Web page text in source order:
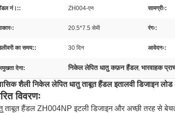
नं।:: ZH004-एन सामग्रीः:
20.5*7.5 सेमी रंगः:
का समय:: 30 दिन आवेदनः:
देना: निकेल लेपित धातु कफ़न हैंडल, भारवाहक
शैली निकेल लेपित धातु ताबूत हैंडल इतालवी डिजाइन
विवरणः
ताबूत हैंडल ZH004NP इटली डिजाइन और अच्छी तरह से